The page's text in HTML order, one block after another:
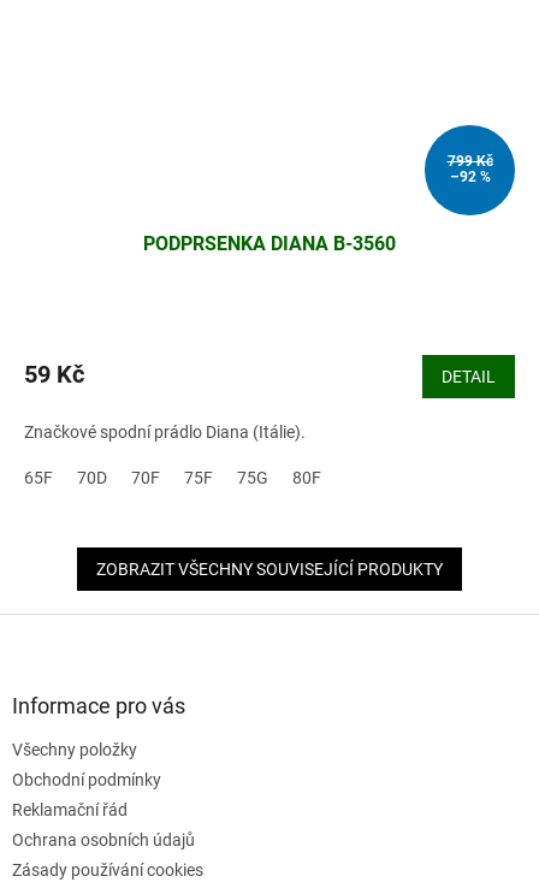
799 Kč
–92 %
PODPRSENKA DIANA B-3560
59 Kč DETAIL
Značkové spodní prádlo Diana (Itálie).
65F 70D 70F 75F 75G 80F
ZOBRAZIT VŠECHNY SOUVISEJÍCÍ PRODUKTY
Informace pro vás
Všechny položky
Obchodní podmínky
Reklamační řád
Ochrana osobních údajů
Zásady používání cookies